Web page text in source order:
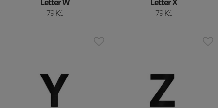
Letter W
79 Kč
Letter X
79 Kč